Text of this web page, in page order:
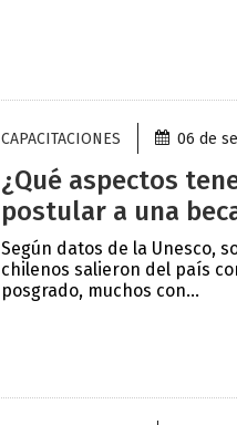
CAPACITACIONES 06 de
¿Qué aspectos
postular a una
Según datos de la Unesco,
chilenos salieron del país
posgrado, muchos con...